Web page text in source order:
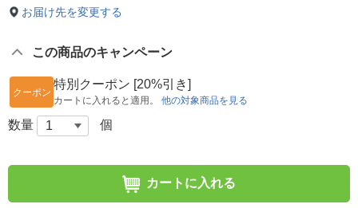
お届け先を変更する
この商品のキャンペーン
クーポン
特別クーポン [20%引き]
カートに入れると適用。 他の対象商品を見る
数量 個
カートに入れる